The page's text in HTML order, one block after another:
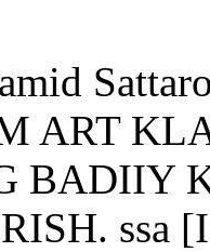
ART
BADIIY
ssa